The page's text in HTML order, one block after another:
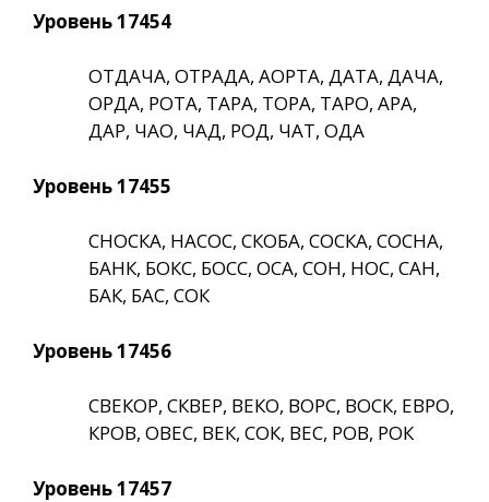
Уровень 17454
ОТДАЧА, ОТРАДА, АОРТА, ДАТА, ДАЧА,
ОРДА, РОТА, ТАРА, ТОРА, ТАРО, АРА,
ДАР, ЧАО, ЧАД, РОД, ЧАТ, ОДА
Уровень 17455
СНОСКА, НАСОС, СКОБА, СОСКА, СОСНА,
БАНК, БОКС, БОСС, ОСА, СОН, НОС, САН,
БАК, БАС, СОК
Уровень 17456
СВЕКОР, СКВЕР, ВЕКО, ВОРС, ВОСК, ЕВРО,
КРОВ, ОВЕС, ВЕК, СОК, ВЕС, РОВ, РОК
Уровень 17457